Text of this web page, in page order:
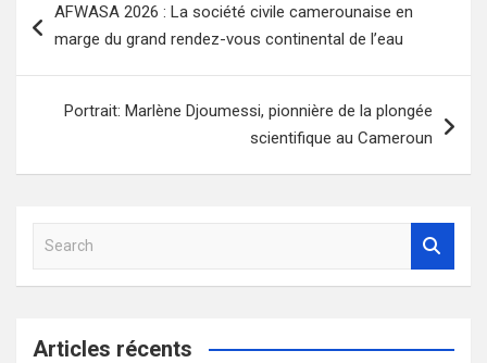
de
AFWASA 2026 : La société civile camerounaise en
marge du grand rendez-vous continental de l’eau
Portrait: Marlène Djoumessi, pionnière de la plongée
scientifique au Cameroun
a
c
Articles récents